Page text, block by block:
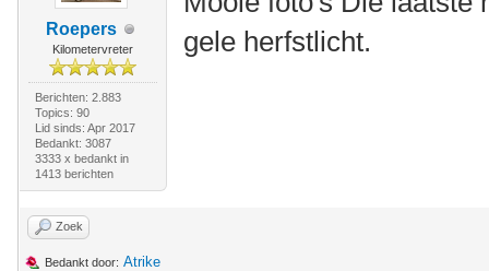
Roepers
Kilometervreter
Berichten: 2.883
Topics: 90
Lid sinds: Apr 2017
Bedankt: 3087
3333 x bedankt in
1413 berichten
gele herfstlicht.
Zoek
Bedankt door: Atrike